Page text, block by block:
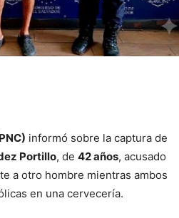
informó sobre la captura de
Portillo, de 42 años, acusado
a otro hombre mientras ambos
en una cervecería.